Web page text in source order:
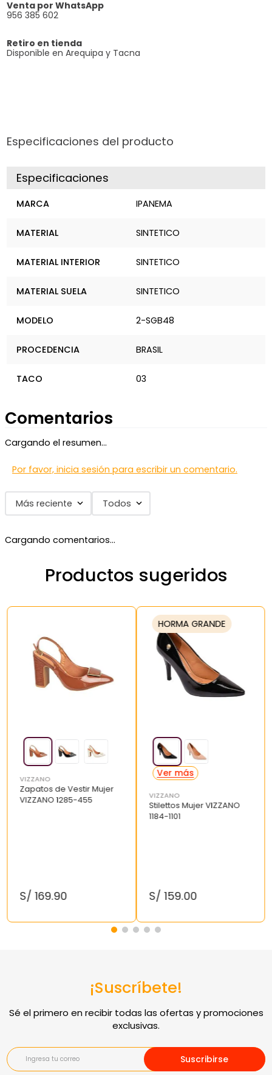
Venta por WhatsApp
956 385 602
Retiro en tienda
Disponible en Arequipa y Tacna
Especificaciones del producto
Especificaciones
MARCA IPANEMA
MATERIAL SINTETICO
MATERIAL INTERIOR SINTETICO
MATERIAL SUELA SINTETICO
MODELO 2-SGB48
PROCEDENCIA BRASIL
TACO 03
Comentarios
Cargando el resumen…
Por favor, inicia sesión para escribir un comentario.
Más reciente Todos
Cargando comentarios…
Productos sugeridos
VIZZANO
Zapatos de Vestir Mujer
VIZZANO 1285-455
S/ 169.90
HORMA GRANDE
VIZZANO
Stilettos Mujer VIZZANO
1184-1101
S/ 159.00
¡Suscríbete!
Suscribirse